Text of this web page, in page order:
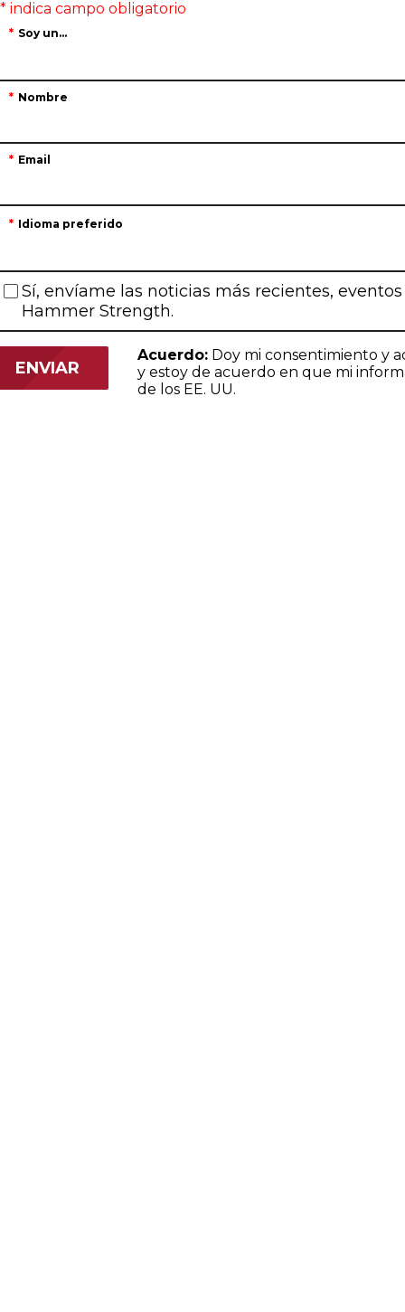
Soy un...
Nombre
Email
Idioma preferido
Sí, envíame las noticias más recientes,
Hammer Strength.
Acuerdo: Doy mi consentimiento y
y estoy de acuerdo en que mi
de los EE. UU.